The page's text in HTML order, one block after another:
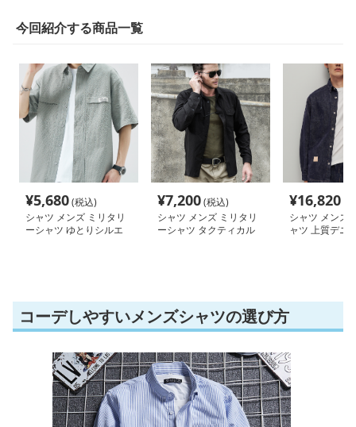
今回紹介する商品一覧
¥5,680(税込)
シャツ メンズ ミリタリ
ーシャツ ゆとりシルエ
¥7,200(税込)
シャツ メンズ ミリタリ
ーシャツ タクティカル
¥16,820
シャツ メンズ
ャツ 上質デニ
コーデしやすいメンズシャツの選び方